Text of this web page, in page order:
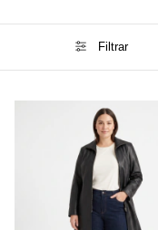
Filtrar